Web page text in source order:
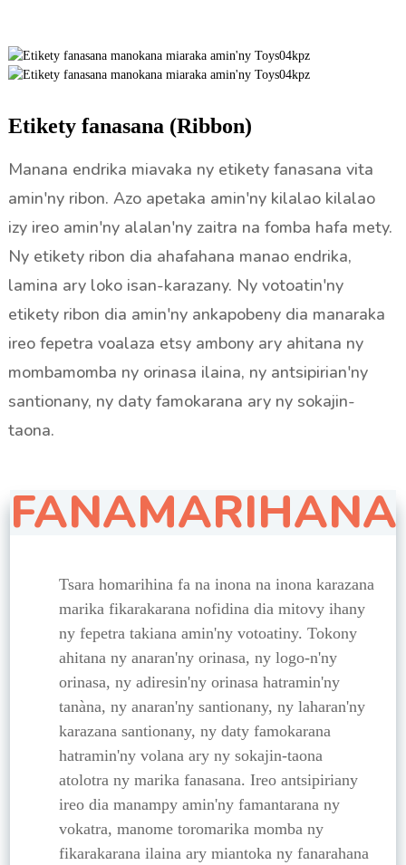
Etikety fanasana (Ribbon)
Manana endrika miavaka ny etikety fanasana vita
amin'ny ribon. Azo apetaka amin'ny kilalao kilalao
izy ireo amin'ny alalan'ny zaitra na fomba hafa mety.
Ny etikety ribon dia ahafahana manao endrika,
lamina ary loko isan-karazany. Ny votoatin'ny
etikety ribon dia amin'ny ankapobeny dia manaraka
ireo fepetra voalaza etsy ambony ary ahitana ny
mombamomba ny orinasa ilaina, ny antsipirian'ny
santionany, ny daty famokarana ary ny sokajin-
taona.
FANAMARIHANA
Tsara homarihina fa na inona na inona karazana
marika fikarakarana nofidina dia mitovy ihany
ny fepetra takiana amin'ny votoatiny. Tokony
ahitana ny anaran'ny orinasa, ny logo-n'ny
orinasa, ny adiresin'ny orinasa hatramin'ny
tanàna, ny anaran'ny santionany, ny laharan'ny
karazana santionany, ny daty famokarana
hatramin'ny volana ary ny sokajin-taona
atolotra ny marika fanasana. Ireo antsipiriany
ireo dia manampy amin'ny famantarana ny
vokatra, manome toromarika momba ny
fikarakarana ilaina ary miantoka ny fanarahana